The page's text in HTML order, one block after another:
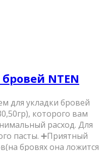
NTEN
для укладки бровей
которого вам
расход. Для
пасты. ➕Приятный
бровях она ложится